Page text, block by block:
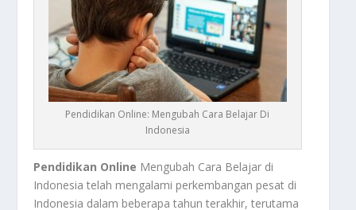
Pendidikan Online: Mengubah Cara Belajar Di
Indonesia
Pendidikan Online Mengubah Cara Belajar di
Indonesia telah mengalami perkembangan pesat di
Indonesia dalam beberapa tahun terakhir, terutama